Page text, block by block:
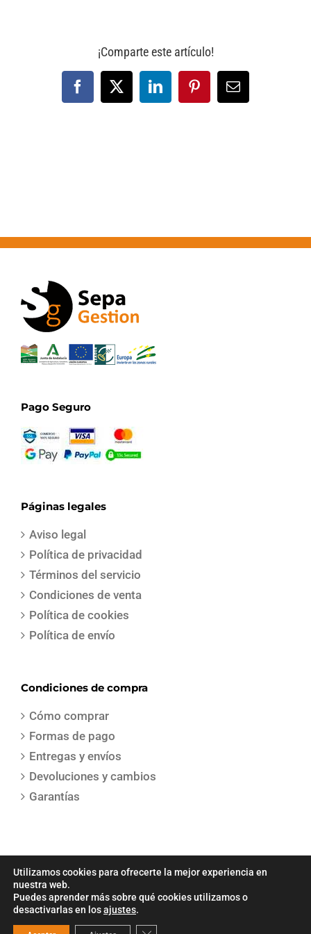
¡Comparte este artículo!
Facebook
X LinkedInPinterestCorreo
electrónico
Pago Seguro
Páginas legales
Aviso legal
Política de privacidad
Términos del servicio
Condiciones de venta
Política de cookies
Política de envío
Condiciones de compra
Cómo comprar
Formas de pago
Entregas y envíos
Devoluciones y cambios
Garantías
COPYRIGHT 2021 | Todos los derechos reservados | Creado por
Utilizamos cookies para ofrecerte la mejor experiencia en
nuestra web.
Puedes aprender más sobre qué cookies utilizamos o
desactivarlas en losajustes.